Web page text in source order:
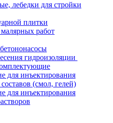
лебедки для стройки
плитки
работ
гидроизоляции
для инъектирования
(смол, гелей)
для инъектирования